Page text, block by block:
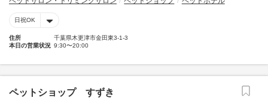
日祝OK
住所
千葉県木更津市金田東3-1-3
本日の営業状況 9:30〜20:00
ペットショップ すずき